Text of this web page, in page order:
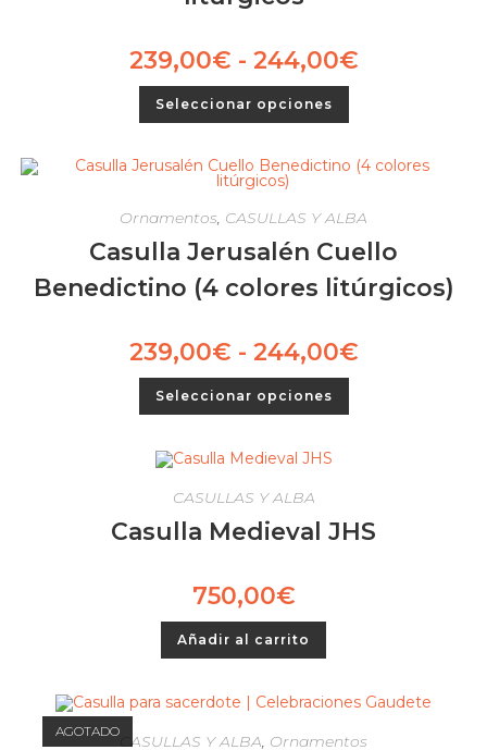
239,00€ - 244,00€
Seleccionar opciones
Ornamentos, CASULLAS Y ALBA
Casulla Jerusalén Cuello
Benedictino (4 colores litúrgicos)
239,00€ - 244,00€
Seleccionar opciones
CASULLAS Y ALBA
Casulla Medieval JHS
750,00€
Añadir al carrito
AGOTADO
CASULLAS Y ALBA, Ornamentos